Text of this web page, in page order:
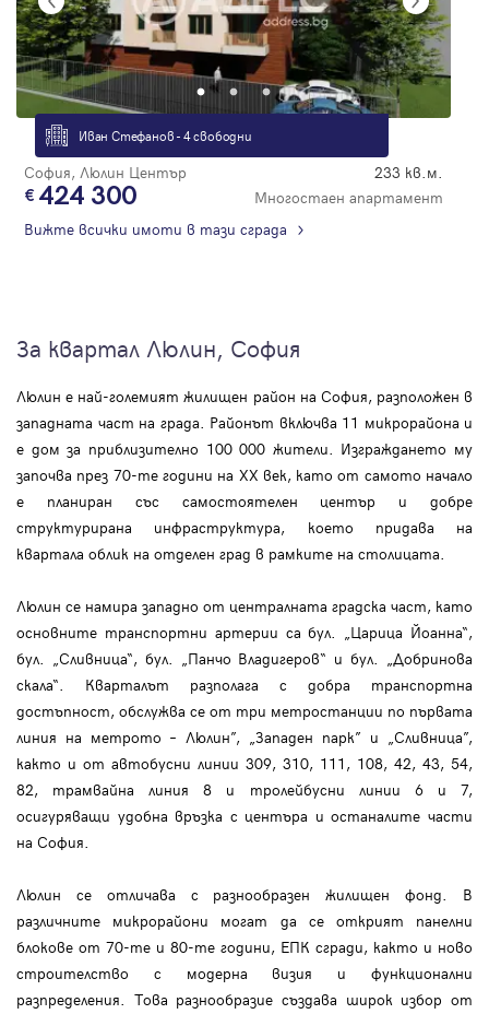
Иван Стефанов - 4 свободни
София, Люлин Център 233 кв.м.
424 300
Многостаен апартамент
Вижте всички имоти в тази сграда
За квартал Люлин, София
Люлин е най-големият жилищен район на София, разположен в
западната част на града. Районът включва 11 микрорайона и
е дом за приблизително 100 000 жители. Изграждането му
започва през 70-те години на XX век, като от самото начало
е планиран със самостоятелен център и добре
структурирана инфраструктура, което придава на
квартала облик на отделен град в рамките на столицата.
Люлин се намира западно от централната градска част, като
основните транспортни артерии са бул. „Царица Йоанна“,
бул. „Сливница“, бул. „Панчо Владигеров“ и бул. „Добринова
скала“. Кварталът разполага с добра транспортна
достъпност, обслужва се от три метростанции по първата
линия на метрото – Люлин”, „Западен парк” и „Сливница”,
както и от автобусни линии 309, 310, 111, 108, 42, 43, 54,
82, трамвайна линия 8 и тролейбусни линии 6 и 7,
осигуряващи удобна връзка с центъра и останалите части
на София.
Люлин се отличава с разнообразен жилищен фонд. В
различните микрорайони могат да се открият панелни
блокове от 70-те и 80-те години, ЕПК сгради, както и ново
строителство с модерна визия и функционални
разпределения. Това разнообразие създава широк избор от